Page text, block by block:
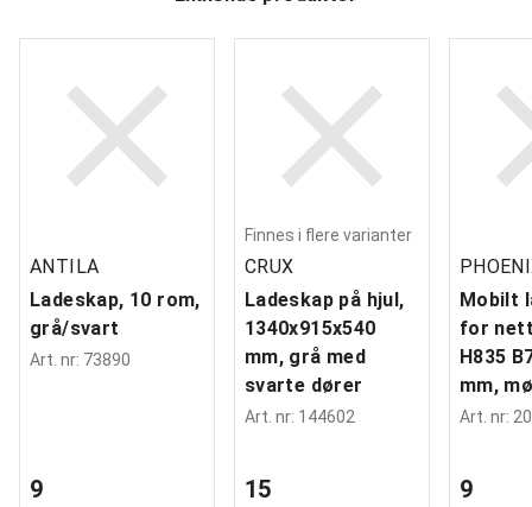
ANTILA
Ladeskap, 10 rom,
grå/svart
Art. nr: 73890
9
Finnes i flere varianter
CRUX
Ladeskap på hjul,
1340x915x540
mm, grå med
svarte dører
Art. nr: 144602
15
Mobilt
for
H835
mm,
Art. nr:
9